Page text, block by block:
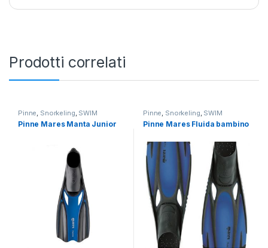
Prodotti correlati
Pinne, Snorkeling, SWIM
Pinne Mares Manta Junior
Pinne, Snorkeling, SWIM
Pinne Mares Fluida bambino